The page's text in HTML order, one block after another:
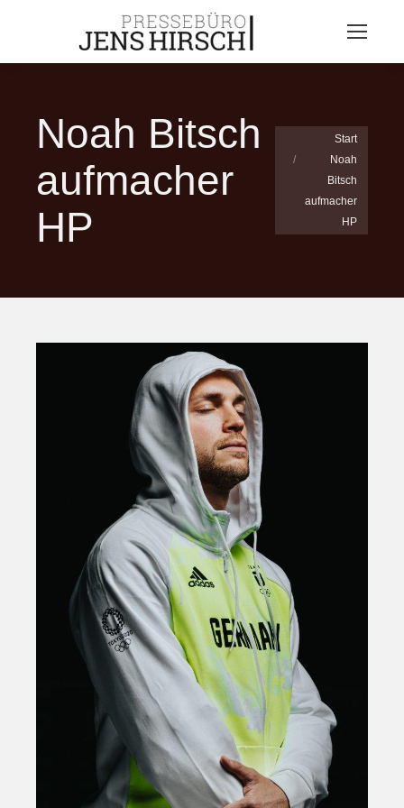
Noah Bitsch
aufmacher
HP
Sie befinden sich
hier:
Start
Noah
Bitsch
aufmacher
HP